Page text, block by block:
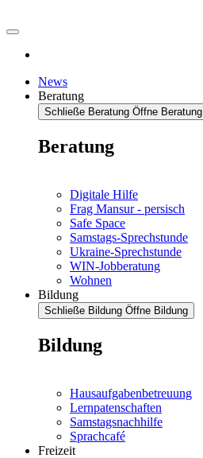
News
Beratung
Schließe Beratung Öffne Beratung
Beratung
Digitale Hilfe
Frag Mansur - persisch
Safe Space
Samstags-Sprechstunde
Ukraine-Sprechstunde
WIN-Jobberatung
Wohnen
Bildung
Schließe Bildung Öffne Bildung
Bildung
Hausaufgabenbetreuung
Lernpatenschaften
Samstagsnachhilfe
Sprachcafé
Freizeit